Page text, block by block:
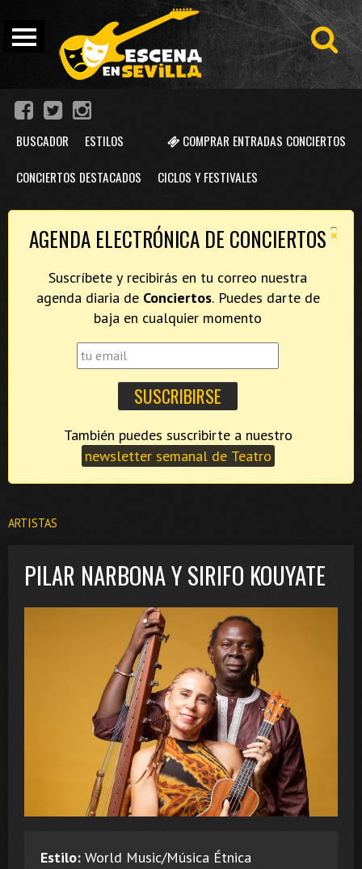
COMPRAR ENTRADAS CONCIERTOS
BUSCADOR ESTILOS
CONCIERTOS DESTACADOS CICLOS Y FESTIVALES
×
AGENDA ELECTRÓNICA DE CONCIERTOS
Suscríbete y recibirás en tu correo nuestra
agenda diaria de Conciertos. Puedes darte de
baja en cualquier momento
newsletter semanal de Teatro
ARTISTAS
PILAR NARBONA Y SIRIFO KOUYATE
Estilo: World Music/Música Étnica